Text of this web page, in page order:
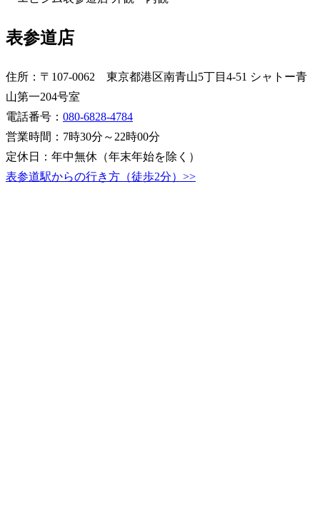
表参道店
住所：〒107-0062 東京都港区南青山5丁目4-51 シャトー青
山第一204号室
電話番号： 080-6828-4784
営業時間：7時30分～22時00分
定休日：年中無休（年末年始を除く）
表参道駅からの行き方（徒歩2分）>>